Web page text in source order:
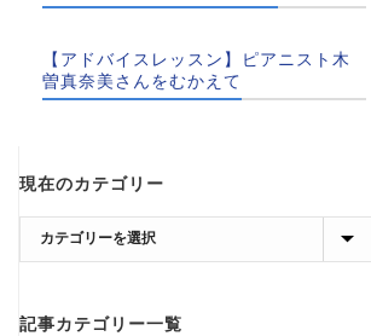
【アドバイスレッスン】ピアニスト木
曽真奈美さんをむかえて
現在のカテゴリー
在
カ
記事カテゴリー一覧